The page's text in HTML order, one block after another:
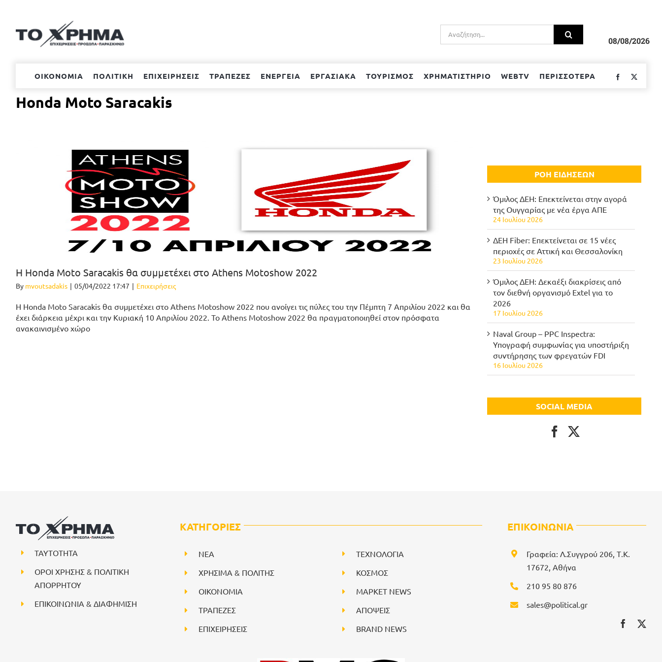
περιεχόμενο
Αναζήτηση
για:
08/08/2026
ΟΙΚΟΝΟΜΙΑ ΠΟΛΙΤΙΚΗ ΕΠΙΧΕΙΡΗΣΕΙΣ ΤΡΑΠΕΖΕΣ ΕΝΕΡΓΕΙΑ ΕΡΓΑΣΙΑΚΑ ΤΟΥΡΙΣΜΟΣ ΧΡΗΜΑΤΙΣΤΗΡΙΟ WEBTV ΠΕΡΙΣΣΟΤΕΡΑ Facebook
Honda Moto Saracakis
H Honda Moto Saracakis θα συμμετέχει στο Athens Motoshow 2022
By mvoutsadakis | 05/04/2022 17:47 | Επιχειρήσεις
H Honda Moto Saracakis θα συμμετέχει στo Athens Motoshow 2022 που ανοίγει τις πύλες του την Πέμπτη 7 Απριλίου 2022 και θα
έχει διάρκεια μέχρι και την Κυριακή 10 Απριλίου 2022. Το Athens Motoshow 2022 θα πραγματοποιηθεί στον πρόσφατα
ανακαινισμένο χώρο
ΡΟΗ ΕΙΔΗΣΕΩΝ
Όμιλος ΔΕΗ: Επεκτείνεται στην αγορά
της Ουγγαρίας με νέα έργα ΑΠΕ
24 Ιουλίου 2026
ΔΕΗ Fiber: Επεκτείνεται σε 15 νέες
περιοχές σε Αττική και Θεσσαλονίκη
23 Ιουλίου 2026
Όμιλος ΔΕΗ: Δεκαέξι διακρίσεις από
τον διεθνή οργανισμό Extel για το
2026
17 Ιουλίου 2026
Naval Group – PPC Inspectra:
Υπογραφή συμφωνίας για υποστήριξη
συντήρησης των φρεγατών FDI
16 Ιουλίου 2026
SOCIAL MEDIA
ΤΑΥΤΟΤΗΤΑ
ΟΡΟΙ ΧΡΗΣΗΣ & ΠΟΛΙΤΙΚΗ
ΑΠΟΡΡΗΤΟΥ
ΕΠΙΚΟΙΝΩΝΙΑ & ΔΙΑΦΗΜΙΣΗ
ΚΑΤΗΓΟΡΙΕΣ
NEA
ΧΡΗΣΙΜΑ & ΠΟΛΙΤΗΣ
ΟΙΚΟΝΟΜΙΑ
ΤΡΑΠΕΖΕΣ
ΕΠΙΧΕΙΡΗΣΕΙΣ
ΤΕΧΝΟΛΟΓΙΑ
ΚΟΣΜΟΣ
ΜΑΡΚΕΤ NEWS
ΑΠΟΨΕΙΣ
BRAND NEWS
ΕΠΙΚΟΙΝΩΝΙΑ
Γραφεία: Λ.Συγγρού 206, Τ.Κ.
17672, Αθήνα
210 95 80 876
sales@political.gr